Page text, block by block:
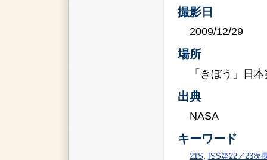
撮影日
2009/12/29
場所
「きぼう」日
出典
NASA
キーワード
21S, ISS第22／23次